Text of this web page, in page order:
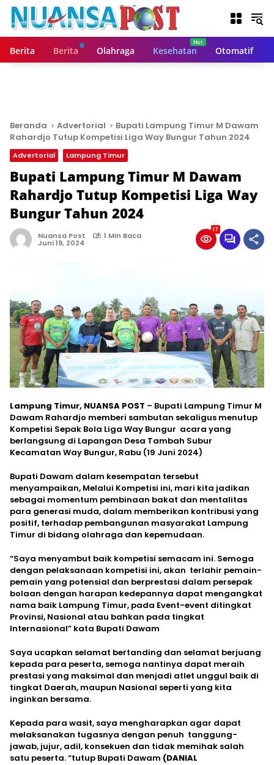
Berita Berita Olahraga Kesehatan Otomatif
Beranda Advertorial
Bupati Lampung Timur M Dawam
Rahardjo Tutup Kompetisi Liga Way Bungur Tahun 2024
Advertorial Lampung Timur
Bupati Lampung Timur M Dawam
Rahardjo Tutup Kompetisi Liga Way
Bungur Tahun 2024
Nuansa Post 1 Min Baca
Juni 19, 2024
17
Lampung Timur, NUANSA POST – Bupati Lampung Timur M
Dawam Rahardjo memberi sambutan sekaligus menutup
Kompetisi Sepak Bola Liga Way Bungur acara yang
berlangsung di Lapangan Desa Tambah Subur
Kecamatan Way Bungur, Rabu (19 Juni 2024)
Bupati Dawam dalam kesempatan tersebut
menyampaikan, Melalui Kompetisi ini, mari kita jadikan
sebagai momentum pembinaan bakat dan mentalitas
para generasi muda, dalam memberikan kontribusi yang
positif, terhadap pembangunan masyarakat Lampung
Timur di bidang olahraga dan kepemudaan.
“Saya menyambut baik kompetisi semacam ini. Semoga
dengan pelaksanaan kompetisi ini, akan terlahir pemain-
pemain yang potensial dan berprestasi dalam persepak
bolaan dengan harapan kedepannya dapat mengangkat
nama baik Lampung Timur, pada Event-event ditingkat
Provinsi, Nasional atau bahkan pada tingkat
Internasional” kata Bupati Dawam
Saya ucapkan selamat bertanding dan selamat berjuang
kepada para peserta, semoga nantinya dapat meraih
prestasi yang maksimal dan menjadi atlet unggul baik di
tingkat Daerah, maupun Nasional seperti yang kita
inginkan bersama.
Kepada para wasit, saya mengharapkan agar dapat
melaksanakan tugasnya dengan penuh tanggung-
jawab, jujur, adil, konsekuen dan tidak memihak salah
satu peserta. “tutup Bupati Dawam (DANIAL